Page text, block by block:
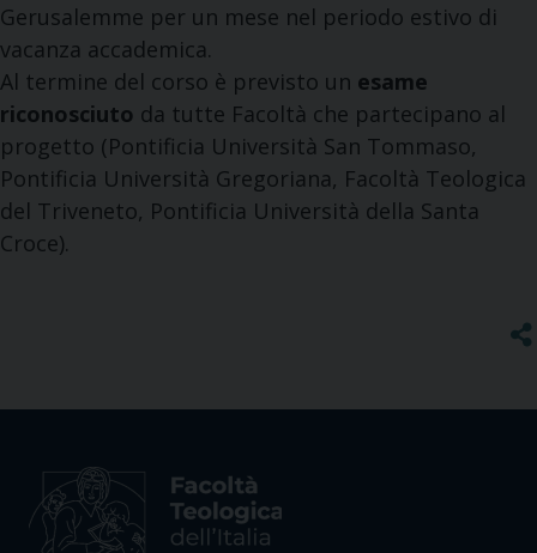
Gerusalemme per un mese nel periodo estivo di
vacanza accademica.
Al termine del corso è previsto un esame
riconosciuto da tutte Facoltà che partecipano al
progetto (Pontificia Università San Tommaso,
Pontificia Università Gregoriana, Facoltà Teologica
del Triveneto, Pontificia Università della Santa
Croce).